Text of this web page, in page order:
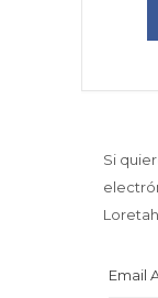
Si
Email